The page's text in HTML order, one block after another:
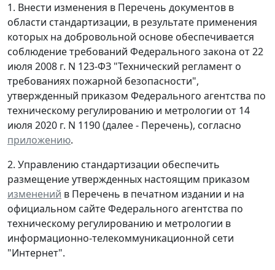
1. Внести изменения в Перечень документов в
области стандартизации, в результате применения
которых на добровольной основе обеспечивается
соблюдение требований Федерального закона от 22
июля 2008 г. N 123-ФЗ "Технический регламент о
требованиях пожарной безопасности",
утвержденный приказом Федерального агентства по
техническому регулированию и метрологии от 14
июля 2020 г. N 1190 (далее - Перечень), согласно
приложению.
2. Управлению стандартизации обеспечить
размещение утвержденных настоящим приказом
изменений в Перечень в печатном издании и на
официальном сайте Федерального агентства по
техническому регулированию и метрологии в
информационно-телекоммуникационной сети
"Интернет".